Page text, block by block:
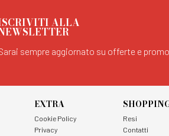
ALLA
sempre aggiornato su offerte e
EXTRA
Cookie Policy
Privacy
Resi
Contatti